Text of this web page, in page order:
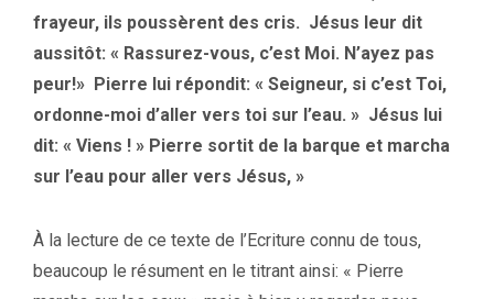
frayeur, ils poussèrent des cris. Jésus leur dit
aussitôt: « Rassurez-vous, c’est Moi. N’ayez pas
peur!» Pierre lui répondit: « Seigneur, si c’est Toi,
ordonne-moi d’aller vers toi sur l’eau. » Jésus lui
dit: « Viens ! » Pierre sortit de la barque et marcha
sur l’eau pour aller vers Jésus, »
À la lecture de ce texte de l’Ecriture connu de tous,
beaucoup le résument en le titrant ainsi: « Pierre